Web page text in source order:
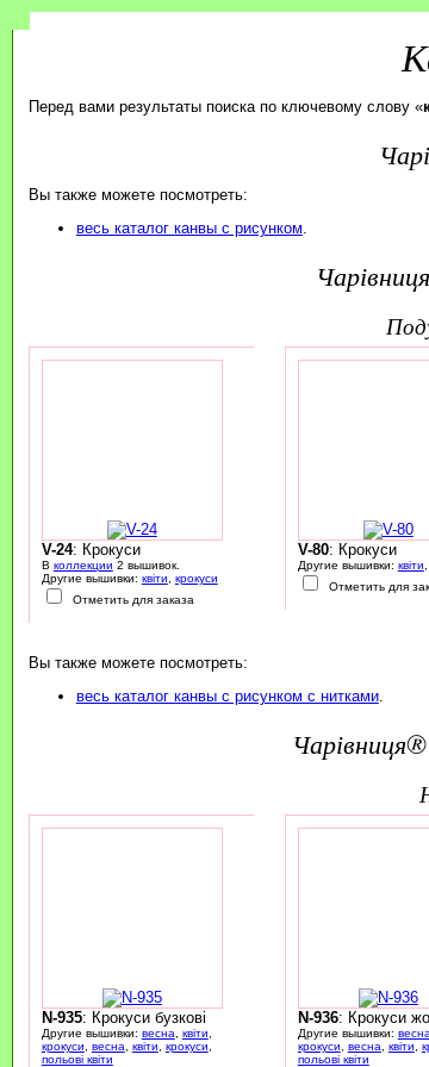
Перед вами результаты поиска по ключевому слову «
Вы также можете посмотреть:
весь каталог канвы с рисунком.
V-24: Крокуси
В коллекции 2 вышивок.
Другие вышивки: квіти
крокуси
Отметить для заказа
V-80: Крокуси
Другие вышивки: квіти
Отметить для
Вы также можете посмотреть:
весь каталог канвы с рисунком с нитками.
N-935: Крокуси бузкові
Другие вышивки: весна квіти
крокуси
весна квіти крокуси
польові квіти
N-936: Крокуси
Другие вышивки: весна
крокуси
весна квіти
польові квіти